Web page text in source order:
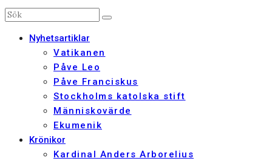
Nyhetsartiklar
Vatikanen
Påve Leo
Påve Franciskus
Stockholms katolska stift
Människovärde
Ekumenik
Krönikor
Kardinal Anders Arborelius